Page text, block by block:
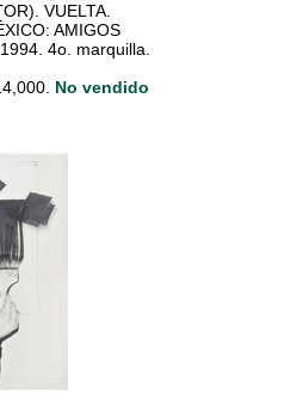
VUELTA.
AMIGOS
4o. marquilla.
No vendido